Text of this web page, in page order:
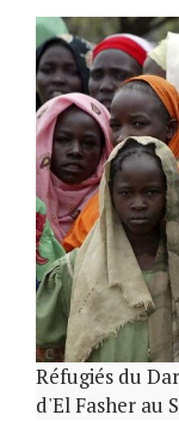
Réfugiés du
d'El Fasher au